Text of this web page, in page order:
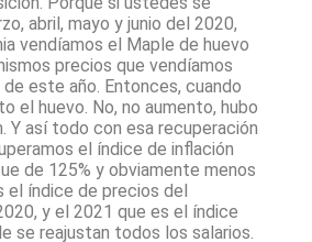
abril, mayo y junio del 2020,
vendíamos el Maple de huevo
precios que vendíamos
este año. Entonces, cuando
el huevo. No, no aumento, hubo
Y así todo con esa recuperación
el índice de inflación
de 125% y obviamente menos
el índice de precios del
y el 2021 que es el índice
se reajustan todos los salarios.